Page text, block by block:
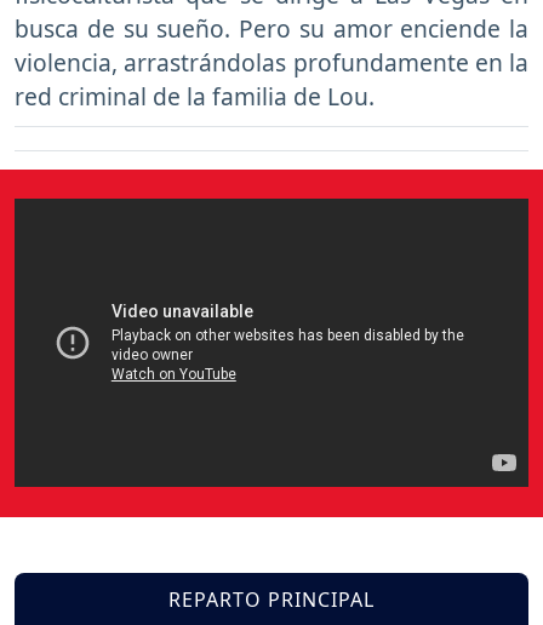
busca de su sueño. Pero su amor enciende la
violencia, arrastrándolas profundamente en la
red criminal de la familia de Lou.
REPARTO PRINCIPAL